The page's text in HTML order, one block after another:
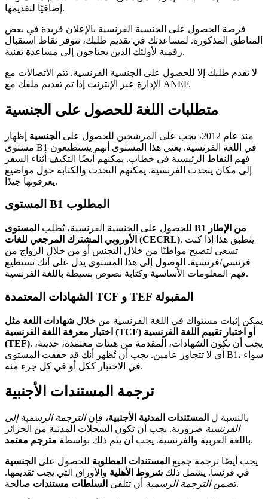
إضافيًا لتقديمها.
فرصة الحصول على الجنسية الفرنسية بالإعلان فريدة في بعض
المناطق المذكورة. لمساعدتك في تقديم طلبك، تتوفر نقاط استقبال
رقمية لأولئك الذين يحتاجون إلى مساعدة تقنية.
لا تقدم طلبك إلا للحصول على الجنسية الفرنسية. تتم الاتصالات مع
الإدارة عبر الإنترنت إذا تم تقديم ملفك مع ANEF.
متطلبات اللغة للحصول على الجنسية
منذ عام 2012، يجب على المرشحين للحصول على الجنسية إظهار
مستوى B1 في اللغة الفرنسية. يعني هذا المستوى أنهم يستطيعون
فهم النقاط الرئيسية في خطاب. يمكنهم أيضًا التكيف أثناء السفر
إلى مكان يتحدث الفرنسية. يمكنهم التحدث والكتابة حول مواضيع
يعرفونها جيدًا.
المستوى B1 المطلوب
للحصول على الجنسية الفرنسية، يُطلب المستوى B1 من الإطار
الأوروبي المشترك المرجعي للغات (CECRL). ينطبق هذا إذا كنت
تسعى لتصبح مواطنًا من خلال التجنس أو من خلال الزواج من
فرنسي/فرنسية. الوصول إلى هذا المستوى يدل على أنك تستطيع
فهم المعلومات الأساسية وكتابة نصوص بسيطة باللغة الفرنسية.
الشهادات المعتمدة TCF و TEF المقبولة
يمكن إثبات مستواك في اللغة الفرنسية من خلال شهادات اللغة مثل
اختبار معرفة اللغة الفرنسية (TCF) أو اختبار تقييم اللغة الفرنسية
(TEF). يجب أن تكون الشهادات، المقدمة من هيئات معتمدة، حديثة،
أي لا تتجاوز عامين. يجب أن تُظهر أنك قد حققت المستوى B1، سواء
في الاختبار ككل أو في كل جزء منه.
ترجمة المستندات الأجنبية
بالنسبة ل المستندات المدنية الأجنبية، فإنالترجمة الرسمية إلى
الفرنسية ضرورية. يجب أن تكون السجلات المدنية من الجزائر
باللغة العربية والفرنسية. يجب أن يتم ذلك بواسطة مترجم معتمد .
يجب أيضًا ترجمة جميع المستندات المطلوبة للحصول على الجنسية
في فرنسا. يشمل ذلك شروط الأهلية والأوراق التي يجب تقديمها.
تضمنالترجمة الرسمية أن تتلقى السلطات مستندات صالحة.